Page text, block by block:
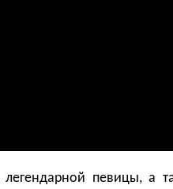
легендарной певицы, а